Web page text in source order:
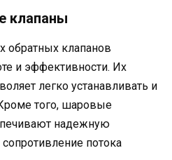
клапаны
клапанов
и эффективности. Их
легко устанавливать и
того, шаровые
надежную
потока